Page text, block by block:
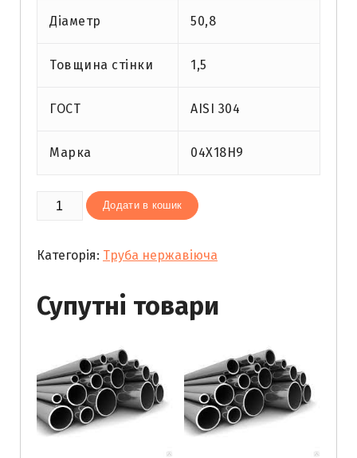
Діаметр 50,8
Товщина стінки 1,5
ГОСТ AISI 304
Марка 04Х18Н9
Труба
нержавіюча
DIN
AISI
304
Додати в кошик
Категорія: Труба нержавіюча
Супутні товари